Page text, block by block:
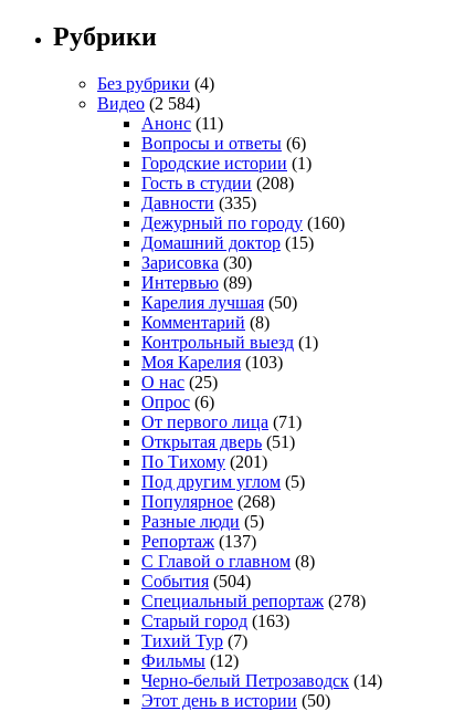
Рубрики
Без рубрики (4)
Видео (2 584)
Анонс (11)
Вопросы и ответы (6)
Городские истории (1)
Гость в студии (208)
Давности (335)
Дежурный по городу (160)
Домашний доктор (15)
Зарисовка (30)
Интервью (89)
Карелия лучшая (50)
Комментарий (8)
Контрольный выезд (1)
Моя Карелия (103)
О нас (25)
Опрос (6)
От первого лица (71)
Открытая дверь (51)
По Тихому (201)
Под другим углом (5)
Популярное (268)
Разные люди (5)
Репортаж (137)
С Главой о главном (8)
События (504)
Специальный репортаж (278)
Старый город (163)
Тихий Тур (7)
Фильмы (12)
Черно-белый Петрозаводск (14)
Этот день в истории (50)